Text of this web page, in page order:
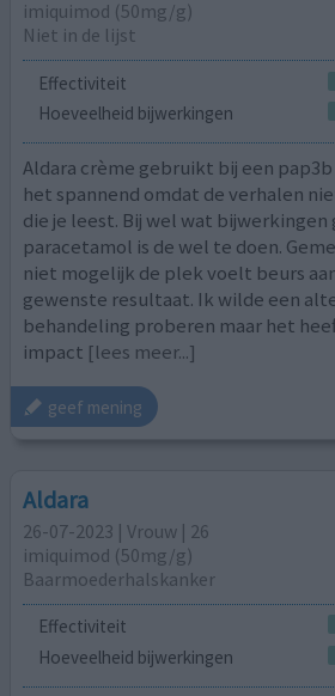
imiquimod (50mg/g)
Niet in de lijst
Effectiviteit
Hoeveelheid bijwerkingen
Aldara crème gebruikt bij een
het spannend omdat de verhalen
die je leest. Bij wel wat bijwerkingen
paracetamol is de wel te doen.
niet mogelijk de plek voelt beurs
gewenste resultaat. Ik wilde een
behandeling proberen maar het
impact [lees meer...]
geef mening
Aldara
26-07-2023 | Vrouw | 26
imiquimod (50mg/g)
Baarmoederhalskanker
Effectiviteit
Hoeveelheid bijwerkingen